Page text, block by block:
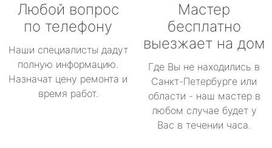
Любой вопрос
по телефону
Наши специалисты дадут
полную информацию.
Назначат цену ремонта и
время работ.
Мастер
бесплатно
выезжает на дом
Где Вы не находились в
Санкт-Петербурге или
области - наш мастер в
любом случае будет у
Вас в течении часа.